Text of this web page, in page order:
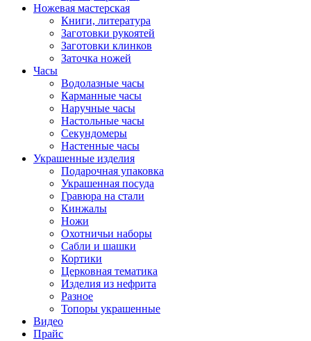
Ножевая мастерская
Книги, литература
Заготовки рукоятей
Заготовки клинков
Заточка ножей
Часы
Водолазные часы
Карманные часы
Наручные часы
Настольные часы
Секундомеры
Настенные часы
Украшенные изделия
Подарочная упаковка
Украшенная посуда
Гравюра на стали
Кинжалы
Ножи
Охотничьи наборы
Сабли и шашки
Кортики
Церковная тематика
Изделия из нефрита
Разное
Топоры украшенные
Видео
Прайс